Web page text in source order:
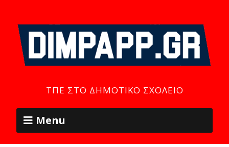
ΤΠΕ ΣΤΟ ΔΗΜΟΤΙΚΌ ΣΧΟΛΕΊΟ
Menu